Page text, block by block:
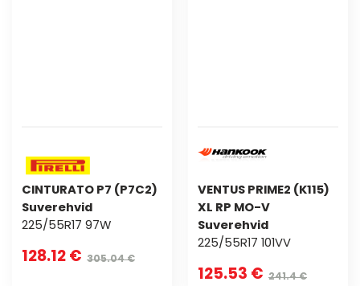
CINTURATO P7 (P7C2)
Suverehvid
225/55R17 97W
128.12 € 305.04 €
VENTUS PRIME2 (K115)
XL RP MO-V
Suverehvid
225/55R17 101VV
125.53 € 241.4 €